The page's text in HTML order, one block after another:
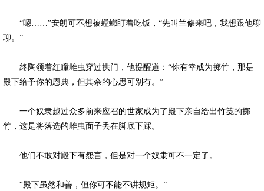
“嗯……”安朗可不想被螳螂盯着吃饭，“先叫兰修来吧，我想跟他聊
聊。”
终陶领着红瞳雌虫穿过拱门，他提醒道：“你有幸成为掷竹，那是
殿下给予你的恩典，但其余的心思可别有。”
一个奴隶越过众多前来应召的世家成为了殿下亲自给出竹笺的掷
竹，这是将落选的雌虫面子丢在脚底下踩。
他们不敢对殿下有怨言，但是对一个奴隶可不一定了。
“殿下虽然和善，但你可不能不讲规矩。”